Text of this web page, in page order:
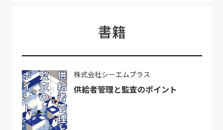
書籍
株式会社シーエムプラス
供給者管理と監査のポイント